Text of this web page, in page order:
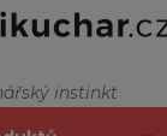
instinkt